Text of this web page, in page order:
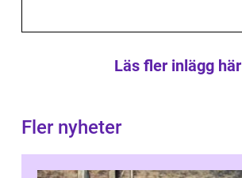
Läs fler inlägg här
Fler nyheter